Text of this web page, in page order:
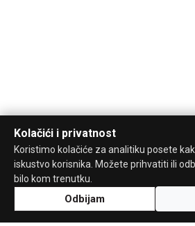
Kolačići i privatnost
Koristimo kolačiće za analitiku posete
iskustvo korisnika. Možete prihvatiti ili
bilo kom trenutku.
Odbijam